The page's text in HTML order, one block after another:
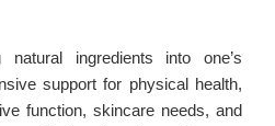
natural ingredients into one’s
support for physical health,
function, skincare needs, and